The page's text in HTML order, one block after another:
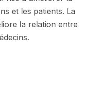
et les patients. La
la relation entre